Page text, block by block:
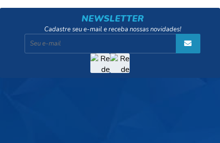
NEWSLETTER
Cadastre seu e-mail e receba nossas novidades!